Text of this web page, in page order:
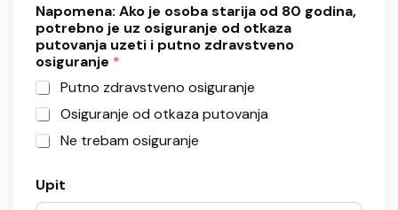
a
p
o
m
e
n
a
:
u
e
t
Napomena: Ako je osoba starija od 80 godina,
potrebno je uz osiguranje od otkaza
putovanja uzeti i putno zdravstveno
osiguranje *
Putno zdravstveno osiguranje
Osiguranje od otkaza putovanja
Ne trebam osiguranje
Upit